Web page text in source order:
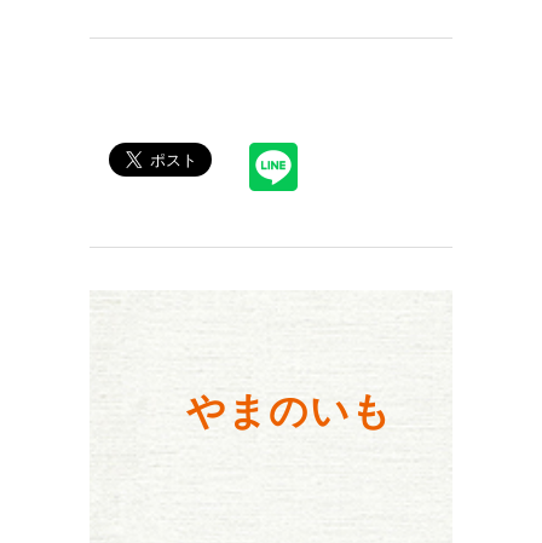
やまのいも